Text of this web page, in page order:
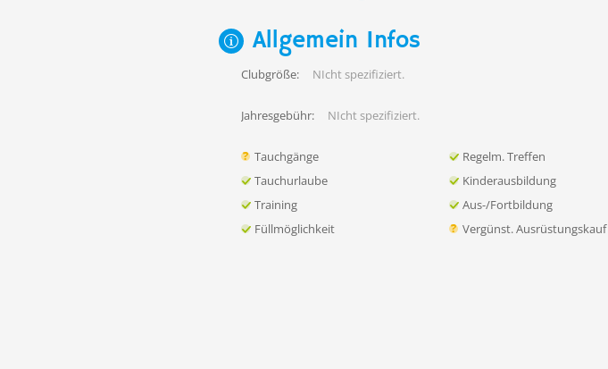
Allgemein Infos
Clubgröße: NIcht spezifiziert.
Jahresgebühr: NIcht spezifiziert.
Tauchgänge Regelm. Treffen
Tauchurlaube
Kinderausbildung
Training
Aus-/Fortbildung
Füllmöglichkeit
Vergünst. Ausrüstungskauf